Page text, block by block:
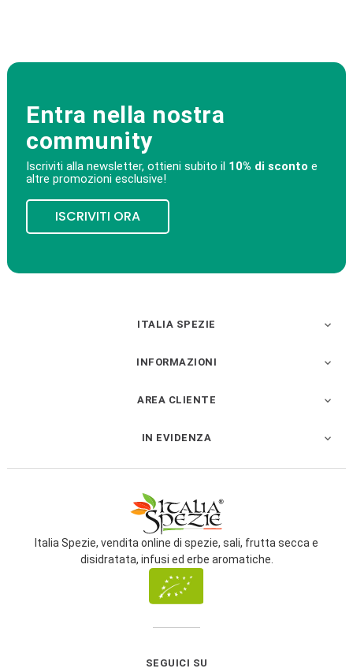
Entra nella nostra
community
Iscriviti alla newsletter, ottieni subito il 10% di sconto e
altre promozioni esclusive!
ISCRIVITI ORA
ITALIA SPEZIE 
INFORMAZIONI 
AREA CLIENTE 
IN EVIDENZA 
Italia Spezie, vendita online di spezie, sali, frutta secca e
disidratata, infusi ed erbe aromatiche.
SEGUICI SU